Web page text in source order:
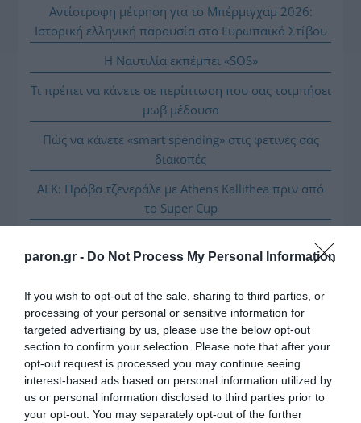
paron.gr - Do Not Process My Personal Information
If you wish to opt-out of the sale, sharing to third parties, or
processing of your personal or sensitive information for
targeted advertising by us, please use the below opt-out
section to confirm your selection. Please note that after your
opt-out request is processed you may continue seeing
interest-based ads based on personal information utilized by
us or personal information disclosed to third parties prior to
your opt-out. You may separately opt-out of the further
Αντίστροφη μέτρηση για το Μπέρμιγχαμ 2026:
Ιστορική ελληνική παρουσία στο Ευρωπαϊκό Στίβου
Η Ναυτιλία εκπέμπει «SOS»
Τι πρέπει να κάνετε σε περίπτωση που σας τσιμπήσει
μωβ μέδουσα
Πώς να κάνετε «smart spending» στις φετινές σας
διακοπές
ΑΕΚ: Πρόβα τζενεράλε με Athens Kallithea πριν από
το Super Cup